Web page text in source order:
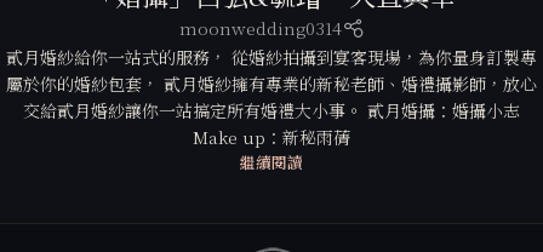
moonwedding0314
貳月婚紗給你一站式的服務， 從婚紗拍攝到宴客現場，為你量身訂製專
屬於你的婚紗包套， 貳月婚紗擁有專業的新秘老師、婚禮攝影師，放心
交給貳月婚紗讓你一站搞定所有婚禮大小事。 貳月婚攝：婚攝小志
Make up：新秘雨蒨
繼續閱讀